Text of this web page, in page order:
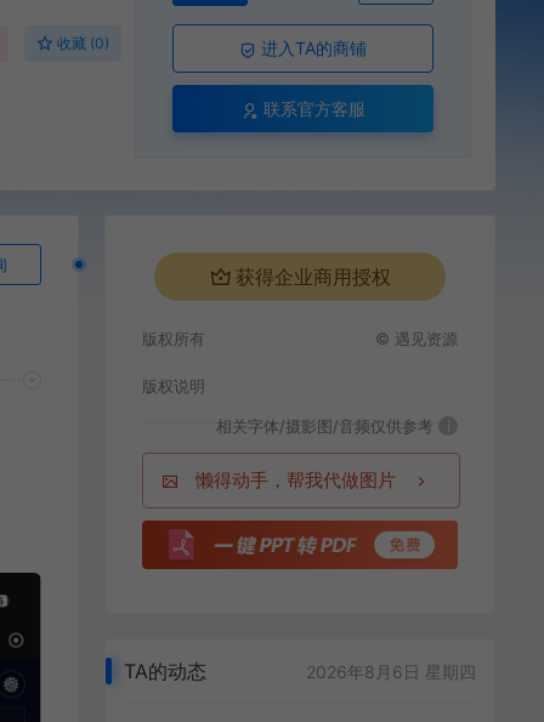
收藏 (0) 进入TA的商铺
联系官方客服
获得企业商用授权
版权所有 © 遇见资源
版权说明
相关字体/摄影图/音频仅供参考 i
懒得动手，帮我代做图片
TA的动态 2026年8月6日 星期四